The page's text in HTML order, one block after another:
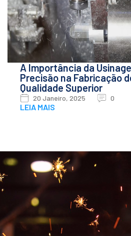
A Importância da
Precisão na Fabricação
Qualidade Superior
20 Janeiro, 2025 0
LEIA MAIS